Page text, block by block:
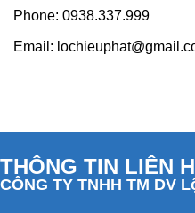
Phone: 0938.337.999
Email:
THÔNG TIN LIÊN
CÔNG TY TNHH TM DV